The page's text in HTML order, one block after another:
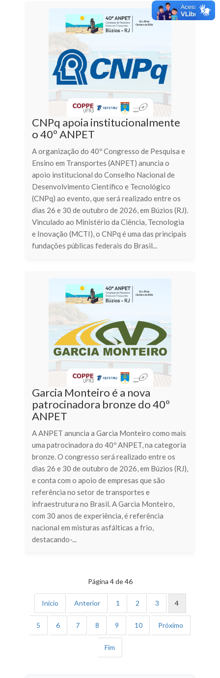
CNPq apoia institucionalmente
o 40º ANPET
A organização do 40º Congresso de Pesquisa e
Ensino em Transportes (ANPET) anuncia o
apoio institucional do Conselho Nacional de
Desenvolvimento Científico e Tecnológico
(CNPq) ao evento, que será realizado entre os
dias 26 e 30 de outubro de 2026, em Búzios (RJ).
Vinculado ao Ministério da Ciência, Tecnologia
e Inovação (MCTI), o CNPq é uma das principais
fundações públicas federais do Brasil...
Garcia Monteiro é a nova
patrocinadora bronze do 40º
ANPET
A ANPET anuncia a Garcia Monteiro como mais
uma patrocinadora do 40º ANPET, na categoria
bronze. O congresso será realizado entre os
dias 26 e 30 de outubro de 2026, em Búzios (RJ),
e conta com o apoio de empresas que são
referência no setor de transportes e
infraestrutura no Brasil. A Garcia Monteiro,
com 30 anos de experiência, é referência
nacional em misturas asfálticas a frio,
destacando-...
Página 4 de 46
Início Anterior 1 2 3 4
5 6 7 8 9 10 Próximo
Fim